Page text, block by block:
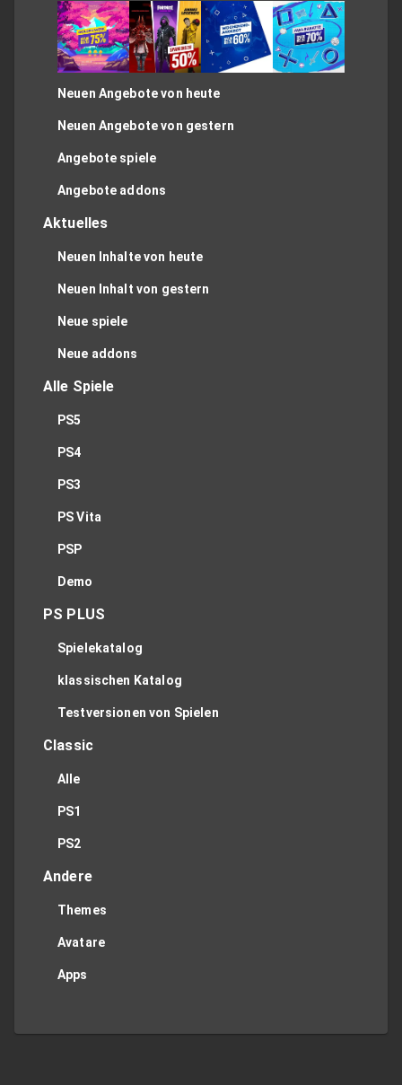
Neuen Angebote von heute
Neuen Angebote von gestern
Angebote spiele
Angebote addons
Aktuelles
Neuen Inhalte von heute
Neuen Inhalt von gestern
Neue spiele
Neue addons
Alle Spiele
PS5
PS4
PS3
PS Vita
PSP
Demo
PS PLUS
Spielekatalog
klassischen Katalog
Testversionen von Spielen
Classic
Alle
PS1
PS2
Andere
Themes
Avatare
Apps